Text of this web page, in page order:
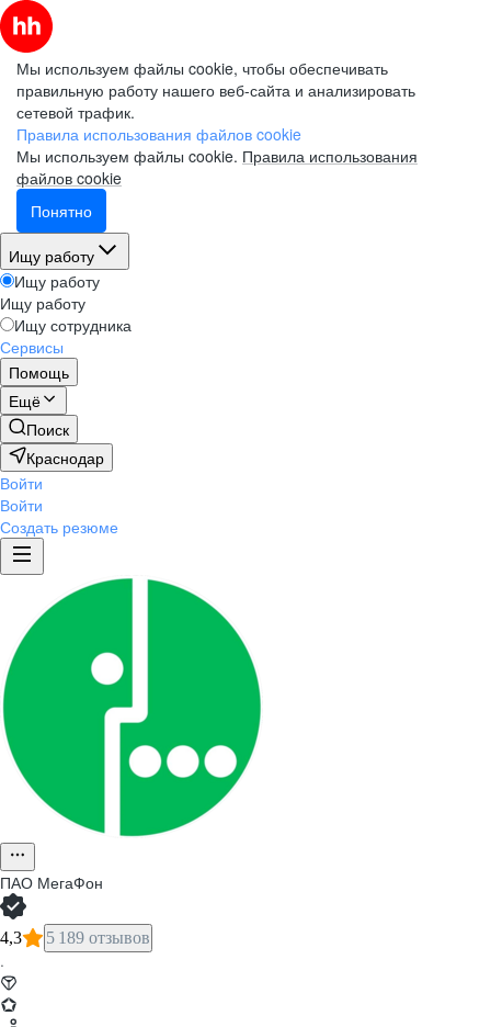
Мы используем файлы cookie, чтобы обеспечивать
правильную работу нашего веб-сайта и анализировать
сетевой трафик.
Правила использования файлов cookie
Мы используем файлы cookie. Правила использования
файлов cookie
Понятно
Ищу работу
Ищу работу
Ищу работу
Ищу сотрудника
Сервисы
Помощь
Ещё
Поиск
Краснодар
Войти
Войти
Создать резюме
ПАО МегаФон
4,3 5 189 отзывов
·